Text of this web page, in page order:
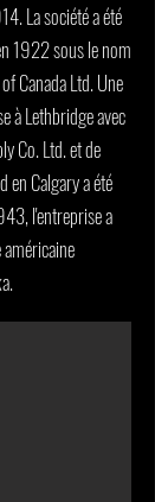
La société a été
1922 sous le nom
Canada Ltd. Une
à Lethbridge avec
Co. Ltd. et de
en Calgary a été
l'entreprise a